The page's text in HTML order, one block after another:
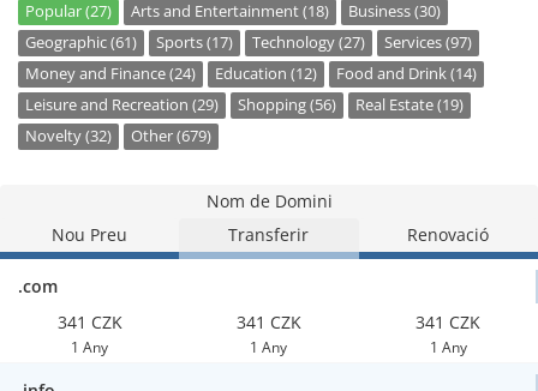
Popular (27) Arts and Entertainment (18)
Business (30)
Geographic (61)
Sports (17) Technology (27)
Services (97)
Money and Finance (24)
Education (12)
Food and Drink (14)
Leisure and Recreation (29)
Shopping (56)
Real Estate (19)
Novelty (32)
Other (679)
Nom de Domini
Nou Preu
Transferir Renovació
.com
341 CZK
1 Any
341 CZK
1 Any
341 CZK
1 Any